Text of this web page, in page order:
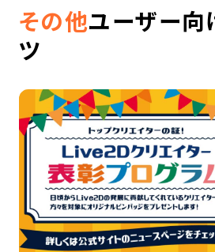
その他ユーザー向
ツ